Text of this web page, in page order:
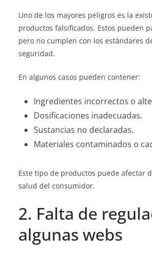
Uno de los mayores peligros es la
productos falsificados. Estos pueden
pero no cumplen con los estándares
seguridad.
En algunos casos pueden contener:
Ingredientes incorrectos o
Dosificaciones inadecuadas.
Sustancias no declaradas.
Materiales contaminados o
Este tipo de productos puede afectar
salud del consumidor.
2. Falta de
algunas webs